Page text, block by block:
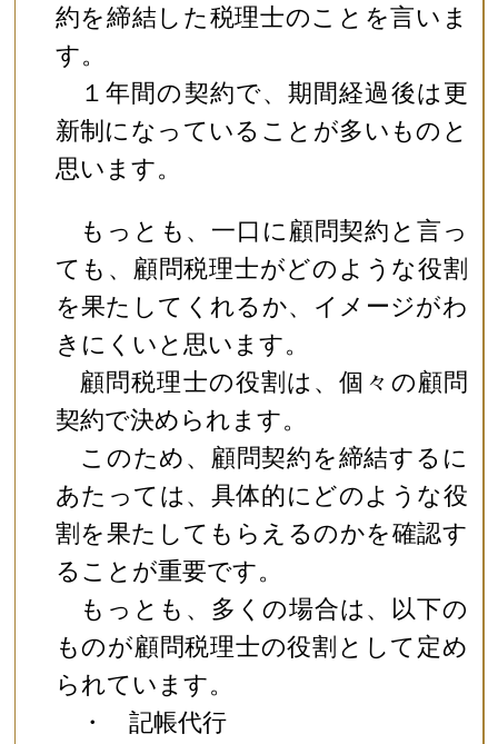
約を締結した税理士のことを言いま
す。
１年間の契約で、期間経過後は更
新制になっていることが多いものと
思います。
もっとも、一口に顧問契約と言っ
ても、顧問税理士がどのような役割
を果たしてくれるか、イメージがわ
きにくいと思います。
顧問税理士の役割は、個々の顧問
契約で決められます。
このため、顧問契約を締結するに
あたっては、具体的にどのような役
割を果たしてもらえるのかを確認す
ることが重要です。
もっとも、多くの場合は、以下の
ものが顧問税理士の役割として定め
られています。
・ 記帳代行